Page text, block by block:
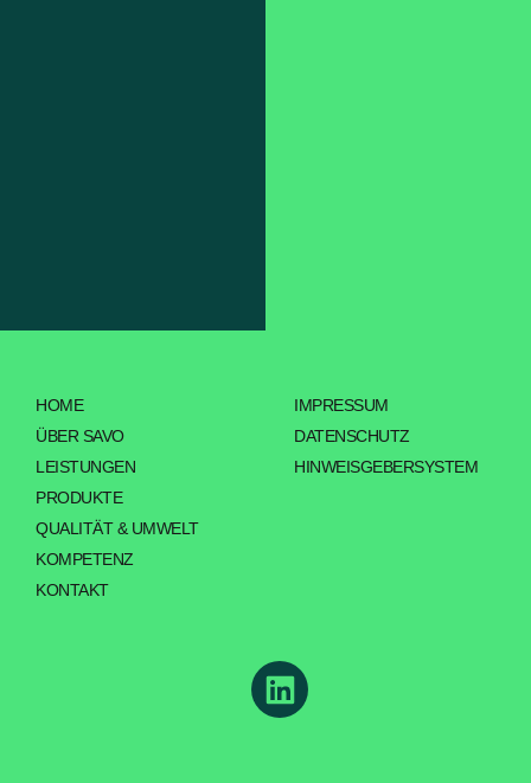
HOME
ÜBER SAVO
LEISTUNGEN
PRODUKTE
QUALITÄT & UMWELT
KOMPETENZ
KONTAKT
IMPRESSUM
DATENSCHUTZ
HINWEISGEBERSYSTEM